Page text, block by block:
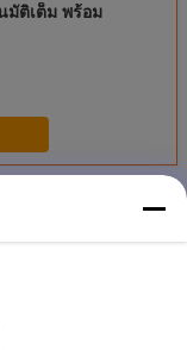
มัติเต็ม พร้อม